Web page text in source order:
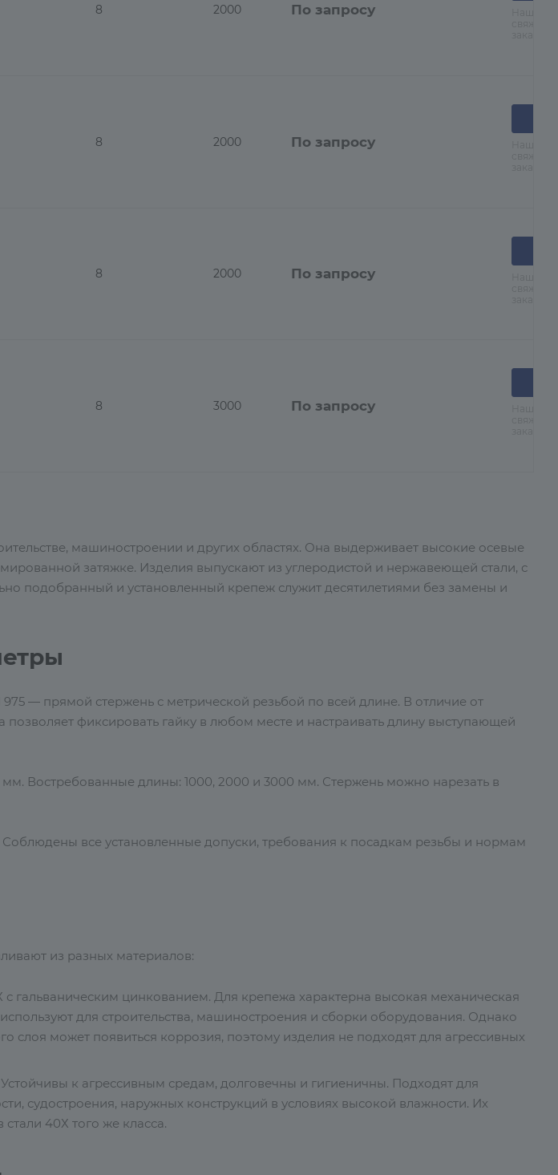
8 2000 По запросу
8 2000 По запросу
8 2000 По запросу
8 3000 По запросу
машиностроении и других областях. Она выдерживает высокие осевые
затяжке. Изделия выпускают из углеродистой и нержавеющей стали, с
подобранный и установленный крепеж служит десятилетиями без замены и
— прямой стержень с метрической резьбой по всей длине. В отличие от
позволяет фиксировать гайку в любом месте и настраивать длину выступающей
мм. Востребованные длины: 1000, 2000 и 3000 мм. Стержень можно нарезать в
Соблюдены все установленные допуски, требования к посадкам резьбы и нормам
из разных материалов:
гальваническим цинкованием. Для крепежа характерна высокая механическая
для строительства, машиностроения и сборки оборудования. Однако
слоя может появиться коррозия, поэтому изделия не подходят для агрессивных
к агрессивным средам, долговечны и гигиеничны. Подходят для
судостроения, наружных конструкций в условиях высокой влажности. Их
40Х того же класса.